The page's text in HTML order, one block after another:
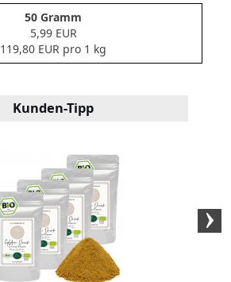
50 Gramm
5,99 EUR
119,80 EUR pro 1 kg
Kunden-Tipp